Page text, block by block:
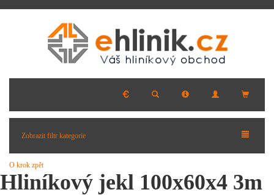
Zobrazit filtr kategorie
O krok zpět
Hliníkový jekl 100x60x4 3m